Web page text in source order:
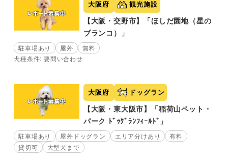
大阪府 観光施設
【大阪・交野市】「ほしだ園地（星の
ブランコ）」
駐車場あり 屋外
無料
犬種条件: 要問い合わせ
大阪府 ドッグラン
【大阪・東大阪市】「稲荷山ペット・
パーク ﾄﾞｯｸﾞﾗﾝﾌｨｰﾙﾄﾞ」
駐車場あり 屋外ドッグラン エリア分けあり
有料
貸切可
大型犬まで